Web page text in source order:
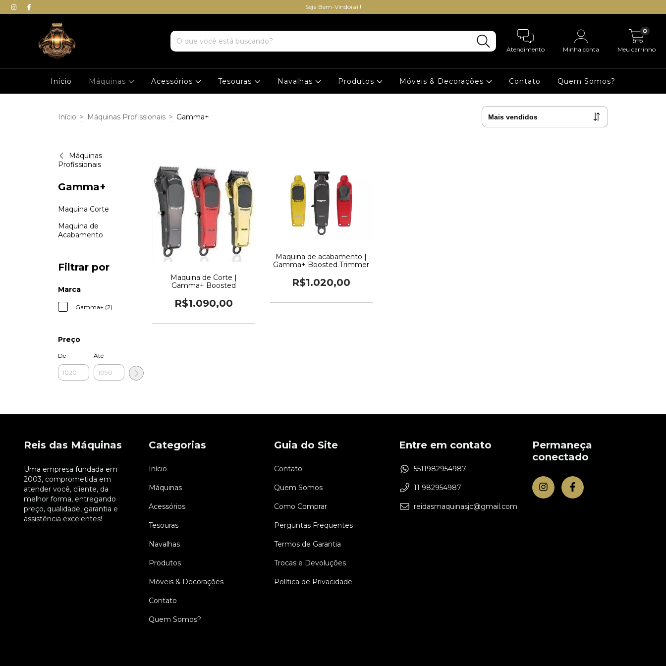
Seja Bem-Vindo(a) !
Atendimento Minha conta Meu carrinho
0
Início Máquinas Acessórios Tesouras Navalhas Produtos Móveis & Decorações Contato Quem Somos?
Início > Máquinas Profissionais > Gamma+
Máquinas
Profissionais
Gamma+
Maquina Corte
Maquina de
Acabamento
Filtrar por
Marca
Gamma+ (2)
Preço
De Até
Maquina de Corte |
Gamma+ Boosted
R$1.090,00
Maquina de acabamento |
Gamma+ Boosted Trimmer
R$1.020,00
Reis das Máquinas
Uma empresa fundada em
2003, comprometida em
atender você, cliente, da
melhor forma, entregando
preço, qualidade, garantia e
assistência excelentes!
Categorias
Início
Máquinas
Acessórios
Tesouras
Navalhas
Produtos
Móveis & Decorações
Contato
Quem Somos?
Guia do Site
Contato
Quem Somos
Como Comprar
Perguntas Frequentes
Termos de Garantia
Trocas e Devoluções
Política de Privacidade
Entre em contato
5511982954987
11 982954987
reidasmaquinasjc@gmail.com
Permaneça
conectado